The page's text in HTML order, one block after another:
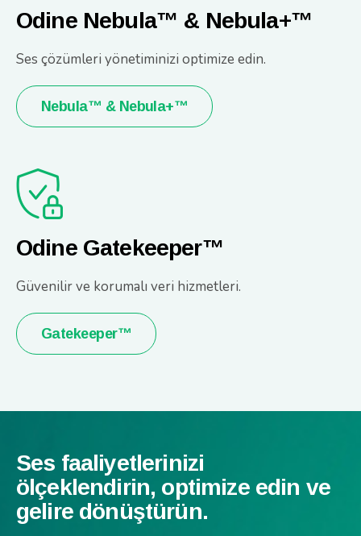
Odine Nebula™ & Nebula+™
Ses çözümleri yönetiminizi optimize edin.
Nebula™ & Nebula+™
Odine Gatekeeper™
Güvenilir ve korumalı veri hizmetleri.
Gatekeeper™
Ses faaliyetlerinizi
ölçeklendirin, optimize edin ve
gelire dönüştürün.